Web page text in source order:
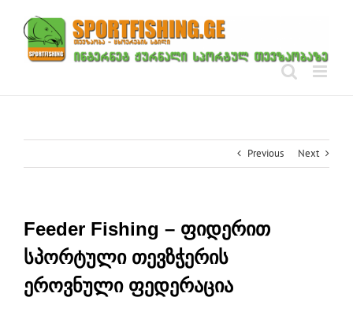
content
Previous Next
Feeder Fishing – ფიდერით
სპორტული თევზჭერის
ეროვნული ფედერაცია